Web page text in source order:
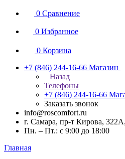
0 Сравнение
0 Избранное
0 Корзина
+7 (846) 244-16-66 Магазин
Назад
Телефоны
+7 (846) 244-16-66
Заказать звонок
info@roscomfort.ru
г. Самара, пр-т Кирова,
Пн. – Пт.: с 9:00 до 18:00
Главная